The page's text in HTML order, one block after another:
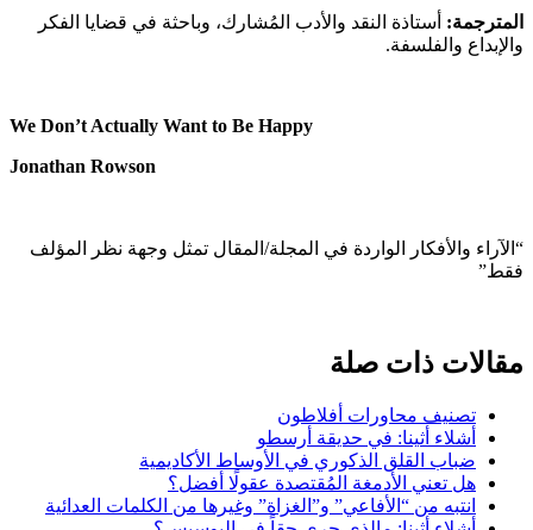
المترجمة: أستاذة النقد والأدب المُشارك، وباحثة في قضايا الفكر
والإبداع والفلسفة.
We Don’t Actually Want to Be Happy
Jonathan Rowson
“الآراء والأفكار الواردة في المجلة/المقال تمثل وجهة نظر المؤلف
فقط”
مقالات ذات صلة
تصنيف محاورات أفلاطون
أشلاء أثينا: في حديقة أرسطو
ضباب القلق الذكوري في الأوساط الأكاديمية
هل تعني الأدمغة المُقتصدة عقولًا أفضل؟
انتبه من “الأفاعي” و”الغزاة” وغيرها من الكلمات العدائية